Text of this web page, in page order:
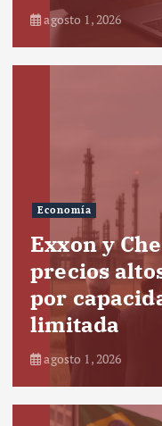
agosto 1, 2026
Economía
Exxon y
precios
por
limitada
agosto 1, 2026